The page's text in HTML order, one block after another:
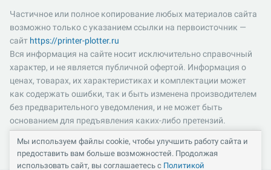
Частичное или полное копирование любых материалов сайта
возможно только с указанием ссылки на первоисточник —
сайт https://printer-plotter.ru
Вся информация на сайте носит исключительно справочный
характер, и не является публичной офертой. Информация о
ценах, товарах, их характеристиках и комплектации может
как содержать ошибки, так и быть изменена производителем
без предварительного уведомления, и не может быть
основанием для предъявления каких-либо претензий.
Пожалуйста, уточняйте существенные для вас характеристики
и компоненты комплектации товаров. Все цены указаны в
российских рублях и включают в себя НДС 22%.
Мы используем файлы cookie, чтобы улучшить работу сайта и
предоставить вам больше возможностей. Продолжая
использовать сайт, вы соглашаетесь с Политикой